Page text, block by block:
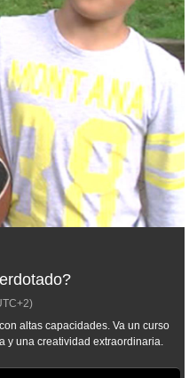
altas capacidades. Va un curso
y una creatividad extraordinaria.